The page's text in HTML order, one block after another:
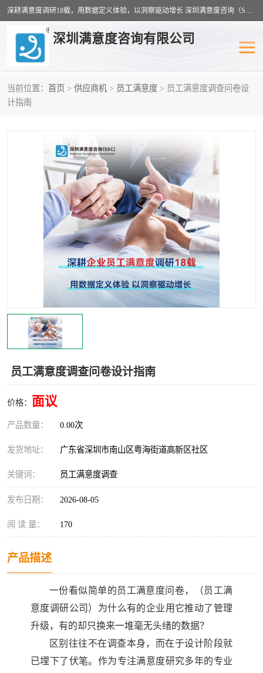
深耕满意度调研18载，用数据定义体验，以洞察驱动增长 深圳满意度咨询（SSC）：十八年专注，丈量每一份体验。
深圳满意度咨询有限公司
当前位置： 首页 > 供应商机 > 员工满意度 > 员工满意度调查问卷设
计指南
员工满意度调查问卷设计指南
价格： 面议
产品数量： 0.00次
发货地址： 广东省深圳市南山区粤海街道高新区社区
关键词： 员工满意度调查
发布日期： 2026-08-05
阅 读 量： 170
产品描述
一份看似简单的员工满意度问卷，（员工满
意度调研公司）为什么有的企业用它推动了管理
升级，有的却只换来一堆毫无头绪的数据？
区别往往不在调查本身，而在于设计阶段就
已埋下了伏笔。作为专注满意度研究多年的专业
物业满意度调查
公共事务满意度调查 餐饮业满意度调查
营商环境满意度 员工满意度
服务满意度调查 汽车行业满意度